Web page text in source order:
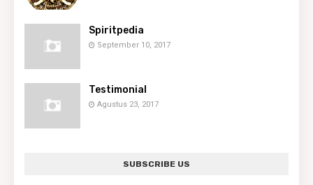
Spiritpedia
September 10, 2017
Testimonial
Agustus 23, 2017
SUBSCRIBE US